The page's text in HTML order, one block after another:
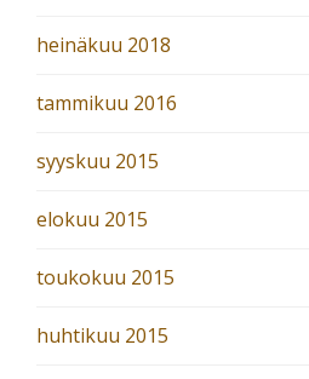
heinäkuu 2018
tammikuu 2016
syyskuu 2015
elokuu 2015
toukokuu 2015
huhtikuu 2015